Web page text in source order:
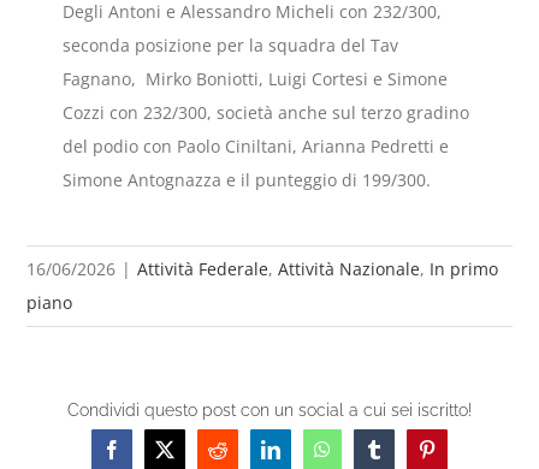
Degli Antoni e Alessandro Micheli con 232/300,
seconda posizione per la squadra del Tav
Fagnano, Mirko Boniotti, Luigi Cortesi e Simone
Cozzi con 232/300, società anche sul terzo gradino
del podio con Paolo Ciniltani, Arianna Pedretti e
Simone Antognazza e il punteggio di 199/300.
16/06/2026 | Attività Federale,Attività Nazionale, In primo
piano
Condividi questo post con un social a cui sei iscritto!
Facebook
X RedditLinkedInWhatsAppTumblrPinterest